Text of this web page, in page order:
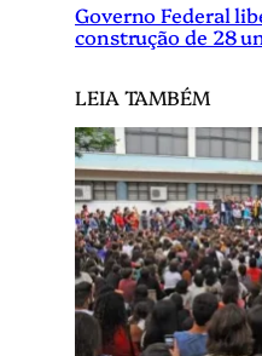
Governo Federal
construção de 28
LEIA TAMBÉM